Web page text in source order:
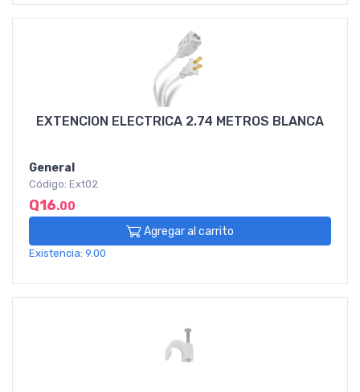
EXTENCION ELECTRICA 2.74 METROS BLANCA
General
Código: Ext02
Q16.00
Agregar al carrito
Existencia: 9.00